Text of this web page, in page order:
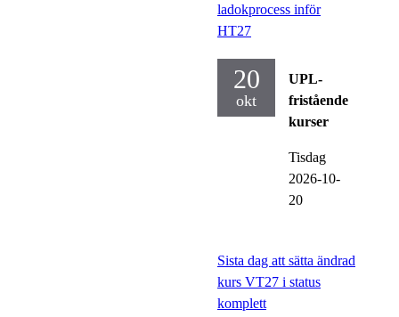
ladokprocess inför
HT27
20
okt
UPL-
fristående
kurser
Tisdag
2026-10-
20
Sista dag att sätta ändrad
kurs VT27 i status
komplett